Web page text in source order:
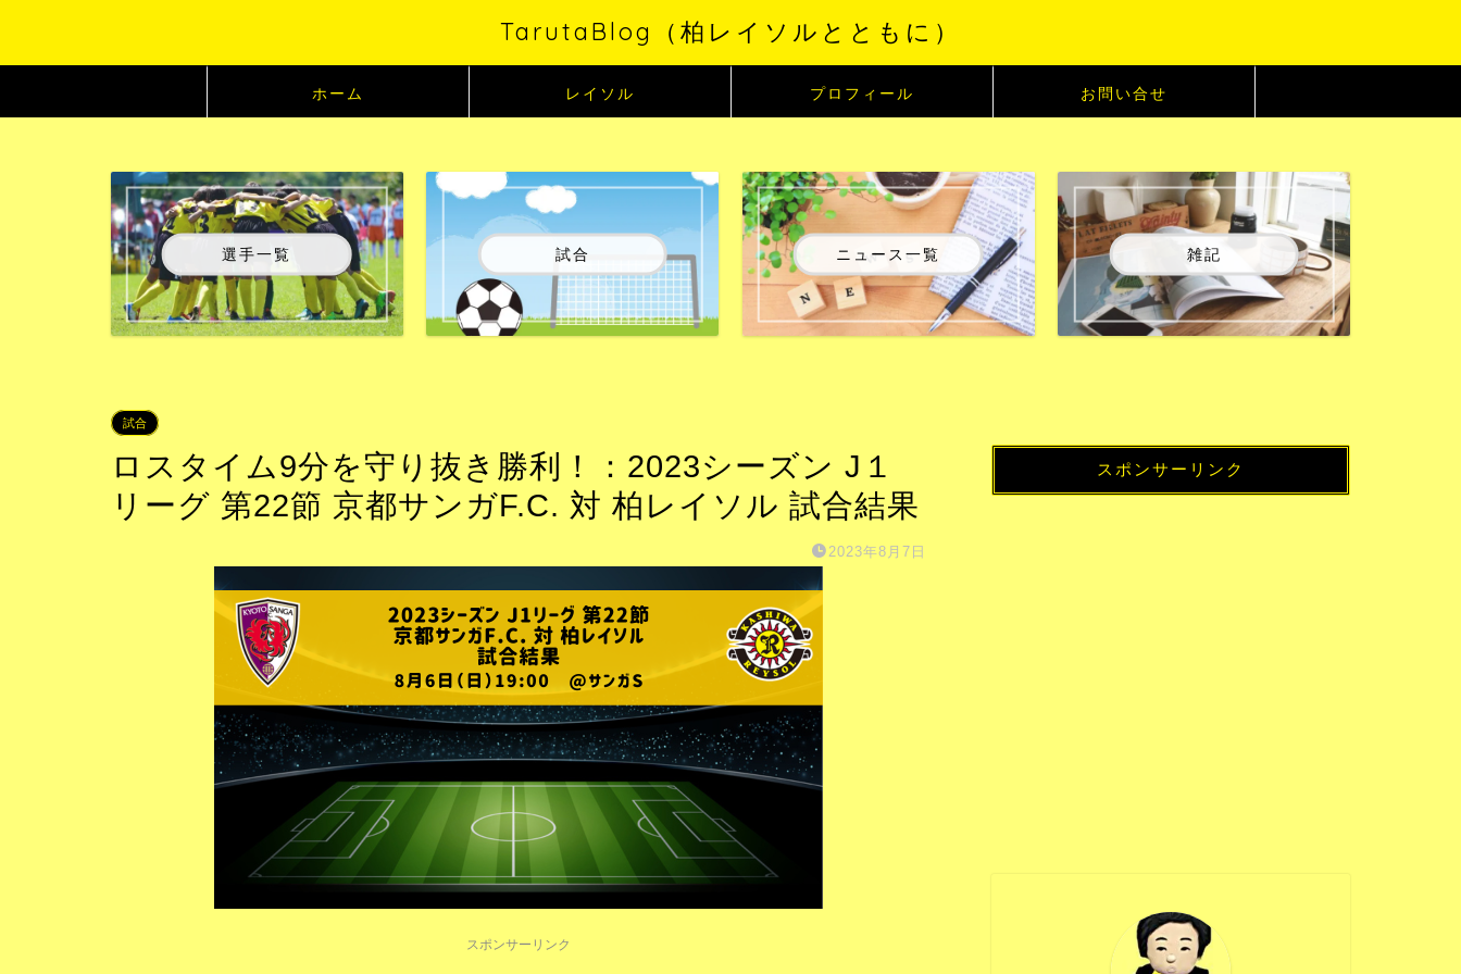
TarutaBlog（柏レイソルとともに）
ホーム レイソル プロフィール お問い合せ
選手一覧 試合 ニュース一覧 雑記
試合
ロスタイム9分を守り抜き勝利！：2023シーズン J１
リーグ 第22節 京都サンガF.C. 対 柏レイソル 試合結果
2023年8月7日
スポンサーリンク
スポンサーリンク